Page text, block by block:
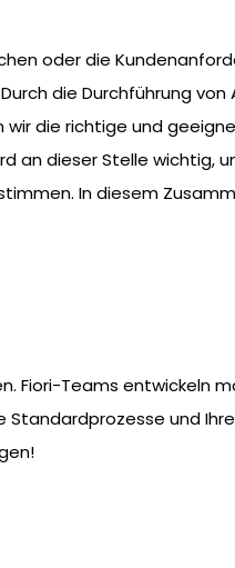
oder die
die Durchführung von
die richtige und
an dieser Stelle wichtig,
In diesem
Fiori-Teams entwickeln
Standardprozesse und